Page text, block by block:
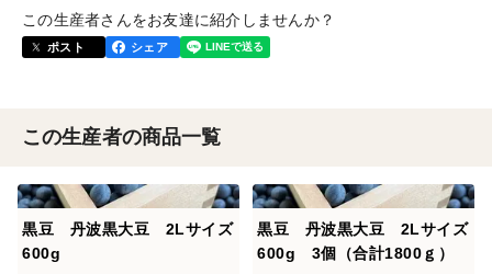
この生産者さんをお友達に紹介しませんか？
ポスト シェア
この生産者の商品一覧
黒豆 丹波黒大豆 2Lサイズ
600g
黒豆 丹波黒大豆 2Lサイズ
600g 3個（合計1800ｇ）